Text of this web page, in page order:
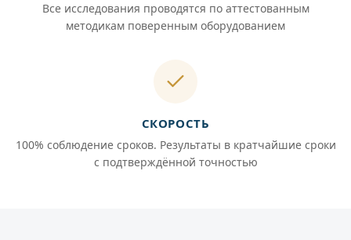
Все исследования проводятся по аттестованным
методикам поверенным оборудованием
СКОРОСТЬ
100% соблюдение сроков. Результаты в кратчайшие сроки
с подтверждённой точностью